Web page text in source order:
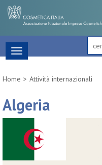
Toggle
navigation
Home
Attività internazionali
Algeria